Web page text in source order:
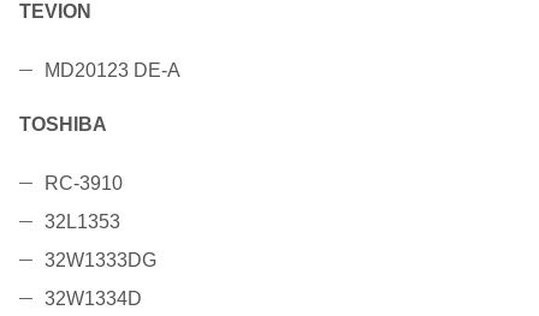
TEVION
MD20123 DE-A
TOSHIBA
RC-3910
32L1353
32W1333DG
32W1334D